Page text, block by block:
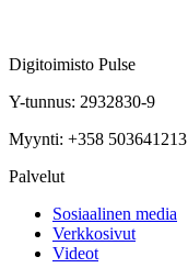
Digitoimisto Pulse
Y-tunnus: 2932830-9
Myynti: +358 503641213
Palvelut
Sosiaalinen media
Verkkosivut
Videot